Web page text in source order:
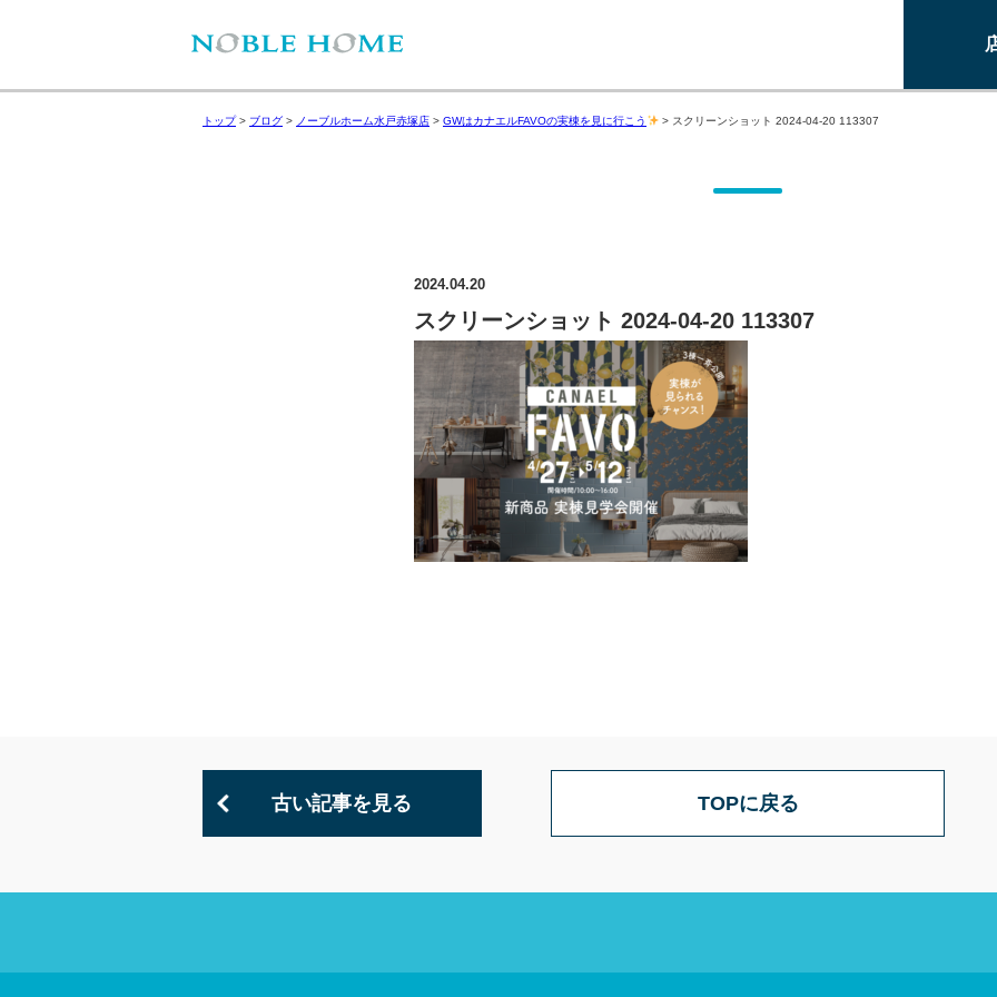
トップ> ブログ > ノーブルホーム水戸赤塚店 > GWはカナエルFAVOの実棟を見に行こう > スクリーンショット 2024-04-20 113307
2024.04.20
スクリーンショット 2024-04-20 113307
古い記事を見る TOPに戻る